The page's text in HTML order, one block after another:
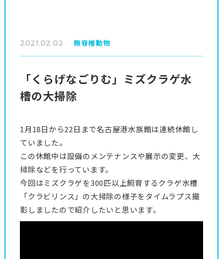
2021.02.02 無脊椎動物
「くらげなごりむ」ミズクラゲ水
槽の大掃除
1月18日から22日まで名古屋港水族館は連続休館し
ていました。
この休館中は設備のメンテナンスや展示の変更、大
掃除などを行っています。
今回はミズクラゲを300匹以上飼育するクラゲ水槽
「クラビリンス」の大掃除の様子をタイムラプス撮
影しましたので紹介したいと思います。